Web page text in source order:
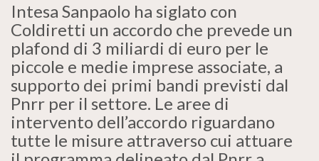
Intesa Sanpaolo ha siglato con
Coldiretti un accordo che prevede un
plafond di 3 miliardi di euro per le
piccole e medie imprese associate, a
supporto dei primi bandi previsti dal
Pnrr per il settore. Le aree di
intervento dell’accordo riguardano
tutte le misure attraverso cui attuare